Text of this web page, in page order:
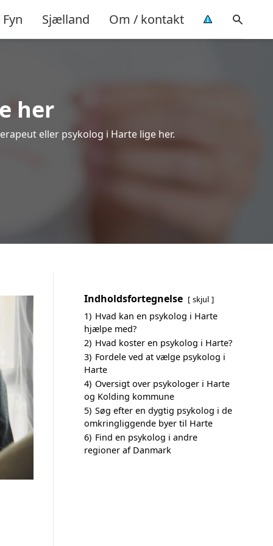
Fyn Sjælland Om / kontakt
her
eller psykolog i Harte lige her.
Indholdsfortegnelse skjul
1) Hvad kan en psykolog i Harte
hjælpe med?
2) Hvad koster en psykolog i Harte?
3) Fordele ved at vælge psykolog i
Harte
4) Oversigt over psykologer i Harte
og Kolding kommune
5) Søg efter en dygtig psykolog i de
omkringliggende byer til Harte
6) Find en psykolog i andre
regioner af Danmark